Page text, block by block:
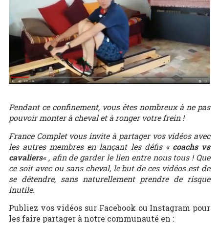
Pendant ce confinement, vous êtes nombreux à ne pas
pouvoir monter à cheval et à ronger votre frein !
France Complet vous invite à partager vos vidéos avec
les autres membres en lançant les défis « coachs vs
cavaliers« , afin de garder le lien entre nous tous ! Que
ce soit avec ou sans cheval, le but de ces vidéos est de
se détendre, sans naturellement prendre de risque
inutile.
Publiez vos vidéos sur Facebook ou Instagram pour
les faire partager à notre communauté en :